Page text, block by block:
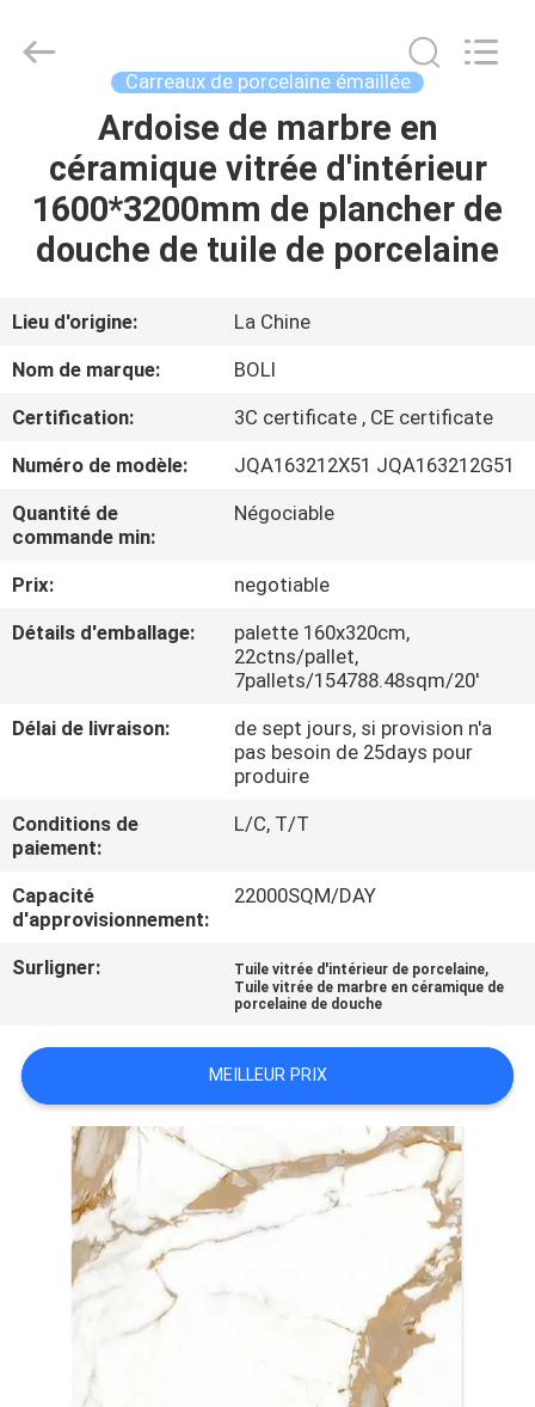
MAISON
VIDÉOS
À
PROPOS
DE
VISITE
L'USINE
DE
QUALITÉ
NOUS
DEMANDEZ
UN DEVIS
PLAN
POLITIQUE
CERAMICS
Carreaux de porcelaine émaillée
Ardoise de marbre en
céramique vitrée d'intérieur
1600*3200mm de plancher de
douche de tuile de porcelaine
Lieu d'origine:
La Chine
Nom de marque:
BOLI
Certification:
3C certificate , CE certificate
Numéro de modèle:
JQA163212X51 JQA163212G51
Quantité de
commande min:
Négociable
Prix:
negotiable
Détails d'emballage:
palette 160x320cm,
22ctns/pallet,
7pallets/154788.48sqm/20'
Délai de livraison:
de sept jours, si provision n'a
pas besoin de 25days pour
produire
Conditions de
paiement:
L/C, T/T
Capacité
d'approvisionnement:
22000SQM/DAY
Surligner: Tuile vitrée d'intérieur de porcelaine,
Tuile vitrée de marbre en céramique de
porcelaine de douche
MEILLEUR PRIX